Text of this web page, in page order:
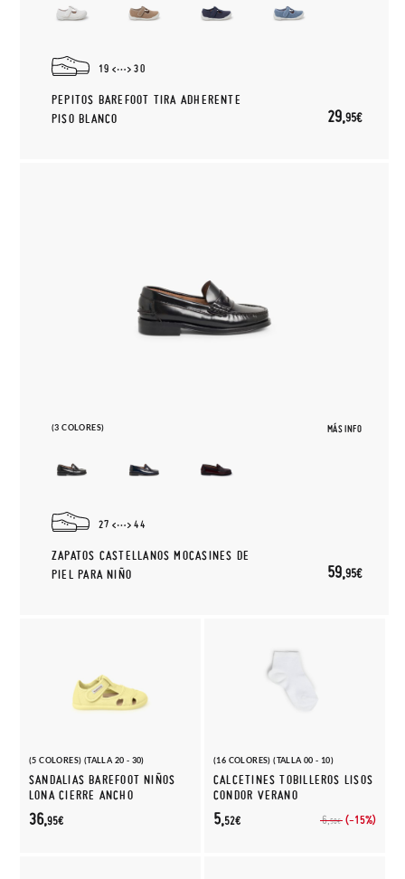
19 30
PEPITOS BAREFOOT TIRA ADHERENTE
PISO BLANCO
29,95€
(3 COLORES) MÁS INFO
27 44
ZAPATOS CASTELLANOS MOCASINES DE
PIEL PARA NIÑO
59,95€
(5 COLORES) (TALLA 20 - 30)
SANDALIAS BAREFOOT NIÑOS
LONA CIERRE ANCHO
36,95€
(16 COLORES) (TALLA 00 - 10)
CALCETINES TOBILLEROS LISOS
CONDOR VERANO
6,50€ (-15%)
5,52€